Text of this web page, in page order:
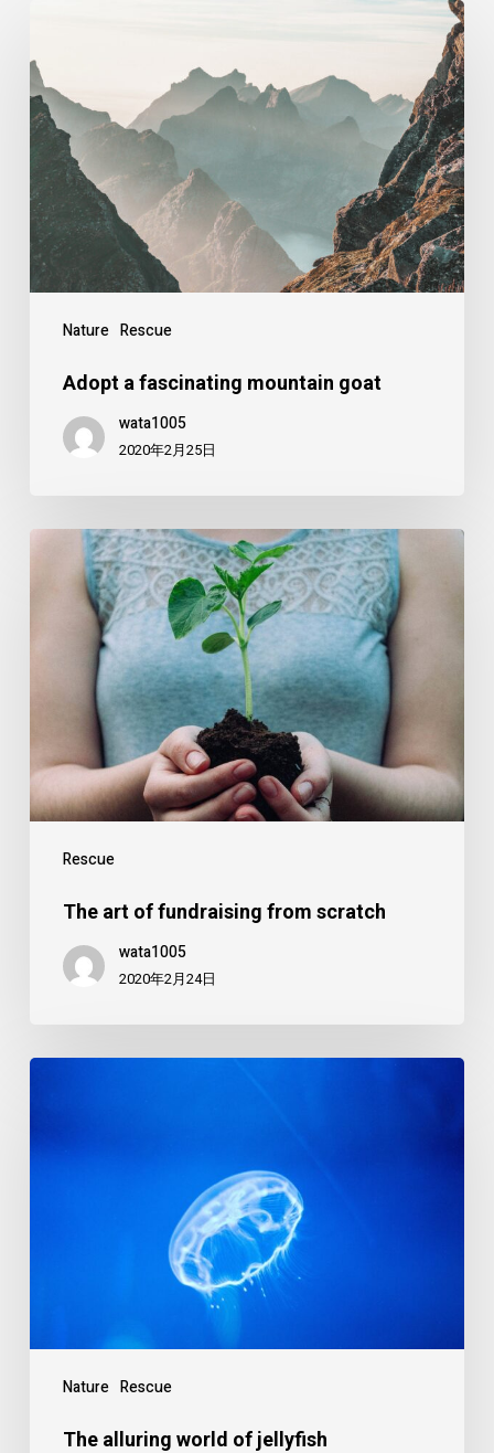
Nature Rescue
fascinating
mountain
goat
Adopt a fascinating mountain goat
wata1005
2020年2月25日
Rescue
fundraising
The art of fundraising from scratch
wata1005
2020年2月24日
Nature Rescue
The alluring world of jellyfish